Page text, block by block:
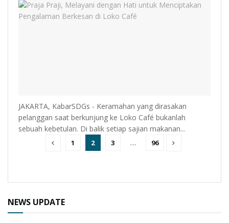
JAKARTA, KabarSDGs - Keramahan yang dirasakan
pelanggan saat berkunjung ke Loko Café bukanlah
sebuah kebetulan. Di balik setiap sajian makanan...
1 2 3 … 96
NEWS UPDATE